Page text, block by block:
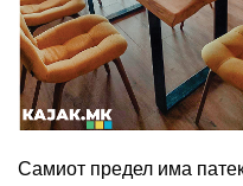
Самиот предел има